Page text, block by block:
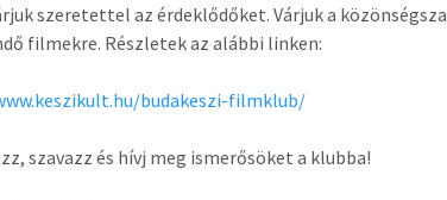
szeretettel az érdeklődőket. Várjuk a
filmekre. Részletek az alábbi linken:
budakeszi-filmklub/
szavazz és hívj meg ismerősöket a klubba!